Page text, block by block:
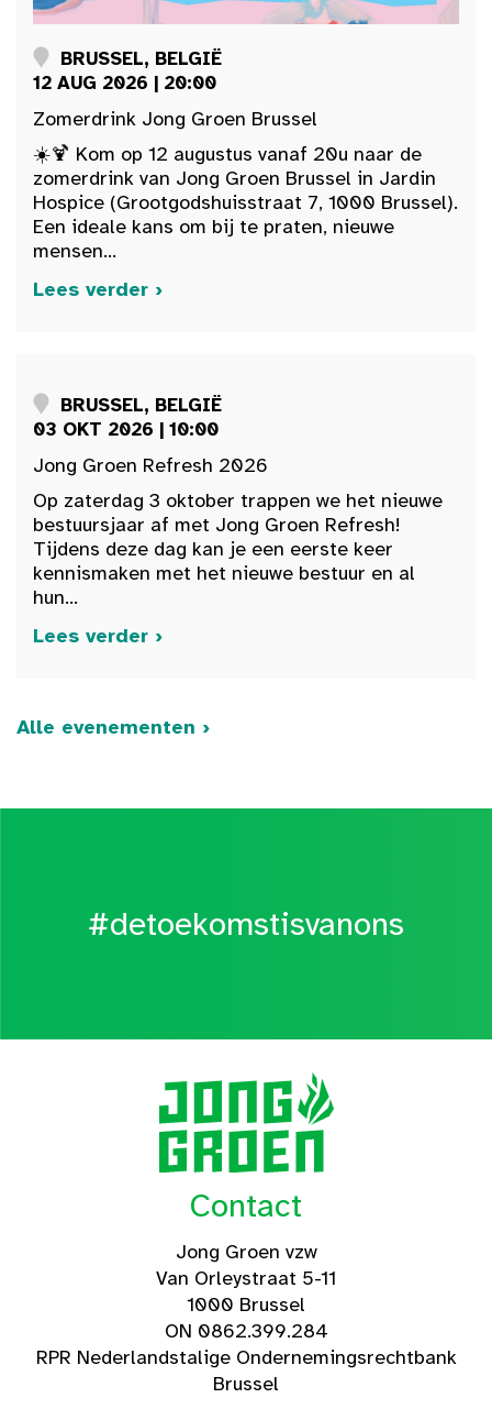
BRUSSEL, BELGIË
12 AUG 2026 | 20:00
Zomerdrink Jong Groen Brussel
☀️🍹 Kom op 12 augustus vanaf 20u naar de
zomerdrink van Jong Groen Brussel in Jardin
Hospice (Grootgodshuisstraat 7, 1000 Brussel).
Een ideale kans om bij te praten, nieuwe
mensen...
Lees verder ›
BRUSSEL, BELGIË
03 OKT 2026 | 10:00
Jong Groen Refresh 2026
Op zaterdag 3 oktober trappen we het nieuwe
bestuursjaar af met Jong Groen Refresh!
Tijdens deze dag kan je een eerste keer
kennismaken met het nieuwe bestuur en al
hun...
Lees verder ›
Alle evenementen ›
#detoekomstisvanons
Contact
Jong Groen vzw
Van Orleystraat 5-11
1000 Brussel
ON 0862.399.284
RPR Nederlandstalige Ondernemingsrechtbank
Brussel